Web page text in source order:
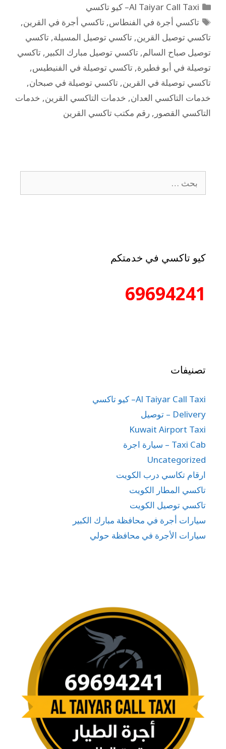
Al Taiyar Call Taxi– كيو تاكسي
تاكسي أجرة في الفنطاس,تاكسي أجرة في القرين,
تاكسي توصيل القرين, تاكسي توصيل المسيلة, تاكسي
توصيل صباح السالم, تاكسي توصيل مبارك الكبير , تاكسي
توصيلة في أبو فطيرة, تاكسي توصيلة في الفنيطيس,
تاكسي توصيلة في القرين, تاكسي توصيلة في صبحان,
خدمات التاكسي العدان, خدمات التاكسي القرين, خدمات
التاكسي القصور , رقم مكتب تاكسي القرين
كيو تاكسي في خدمتكم
69694241
تصنيفات
Al Taiyar Call Taxi– كيو تاكسي
Delivery – توصيل
Kuwait Airport Taxi
Taxi Cab – سيارة اجرة
Uncategorized
ارقام تكاسي درب الكويت
تاكسي المطار الكويت
تاكسي توصيل الكويت
سيارات أجرة في محافظة مبارك الكبير
سيارات الأجرة في محافظة حولي